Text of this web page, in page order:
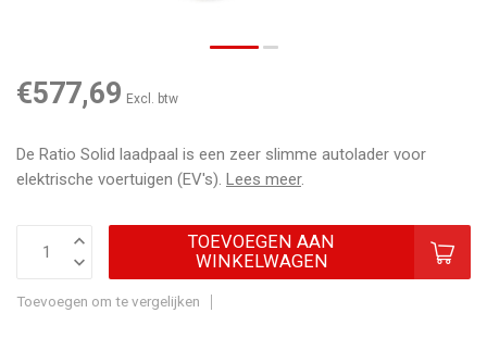
€577,69 Excl. btw
De Ratio Solid laadpaal is een zeer slimme autolader voor
elektrische voertuigen (EV's). Lees meer.
TOEVOEGEN AAN
WINKELWAGEN
Toevoegen om te vergelijken